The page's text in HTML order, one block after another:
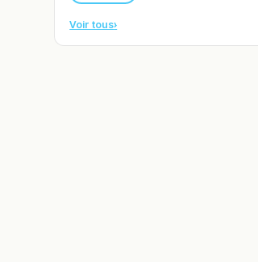
Voir tous›